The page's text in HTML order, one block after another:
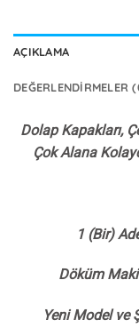
AÇIKLAMA
DEĞERLENDIRMELER
Dolap Kapakları,
Çok Alana
1 (Bir)
Döküm
Yeni Model ve